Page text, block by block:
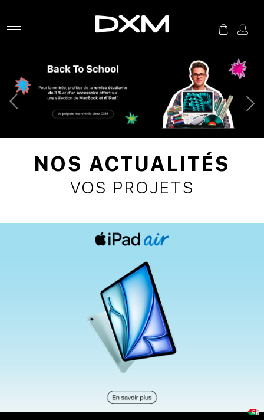
NOS ACTUALITÉS
VOS PROJETS